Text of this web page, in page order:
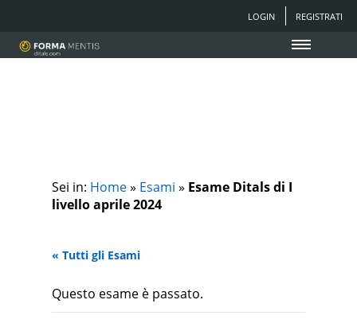
LOGIN REGISTRATI
Sei in: Home» Esami » Esame Ditals di I
livello aprile 2024
« Tutti gli Esami
Questo esame è passato.